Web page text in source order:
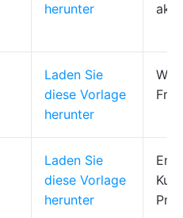
herunter
Laden Sie
diese Vorlage
herunter
Wie
Laden Sie
diese Vorlage
herunter